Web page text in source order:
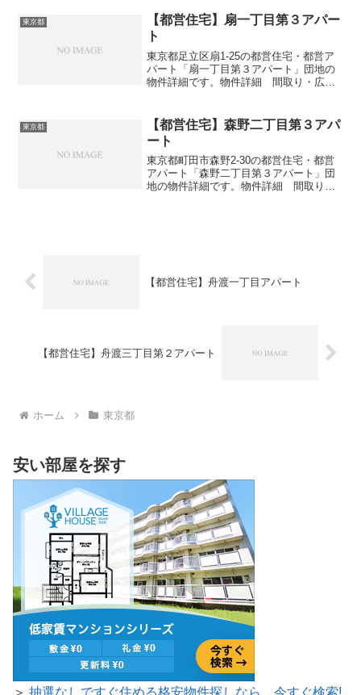
12間取り1DK-4DK広さ・面積40-75㎡建設
年度築...
東京都
【都営住宅】扇一丁目第３アパー
ト
東京都足立区扇1-25の都営住宅・都営ア
パート「扇一丁目第３アパート」団地の
物件詳細です。物件詳細 間取り・広さ
さ・面積33-74㎡建設年度築年数1999-2...
東京都
【都営住宅】森野二丁目第３アパ
ート
東京都町田市森野2-30の都営住宅・都営
アパート「森野二丁目第３アパート」団
地の物件詳細です。物件詳細 間取り・
【都営住宅】舟渡一丁目アパート
【都営住宅】舟渡三丁目第２アパート
ホーム 東京都
安い部屋を探す